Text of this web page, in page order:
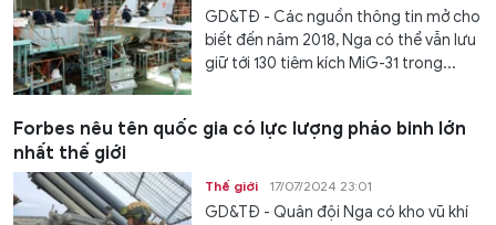
GD&TĐ - Các nguồn thông tin mở cho
biết đến năm 2018, Nga có thể vẫn lưu
giữ tới 130 tiêm kích MiG-31 trong...
Forbes nêu tên quốc gia có lực lượng pháo binh lớn
nhất thế giới
Thế giới 17/07/2024 23:01
GD&TĐ - Quân đội Nga có kho vũ khí